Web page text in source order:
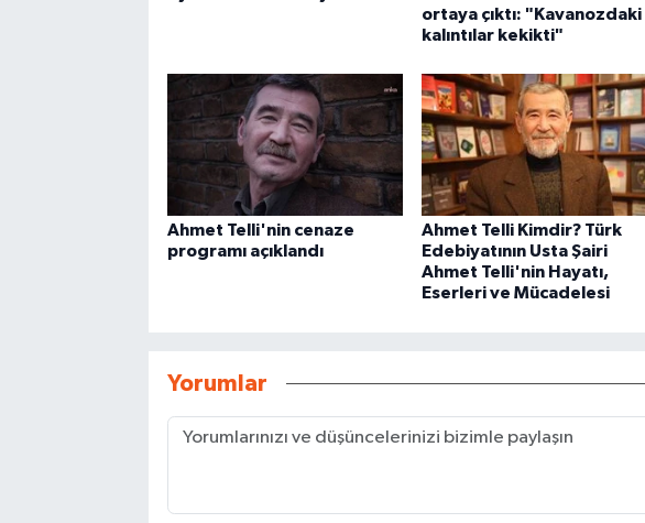
ortaya çıktı: "Kavanozdaki
kalıntılar kekikti"
Ahmet Telli'nin cenaze
programı açıklandı
Ahmet Telli Kimdir? Türk
Edebiyatının Usta Şairi
Ahmet Telli'nin Hayatı,
Eserleri ve Mücadelesi
Yorumlar